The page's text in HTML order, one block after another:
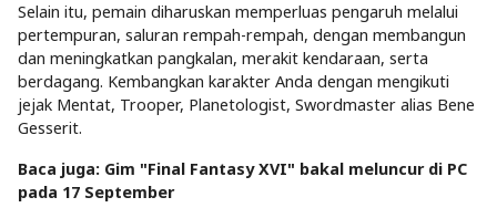
Selain itu, pemain diharuskan memperluas pengaruh melalui
pertempuran, saluran rempah-rempah, dengan membangun
dan meningkatkan pangkalan, merakit kendaraan, serta
berdagang. Kembangkan karakter Anda dengan mengikuti
jejak Mentat, Trooper, Planetologist, Swordmaster alias Bene
Gesserit.
Baca juga: Gim "Final Fantasy XVI" bakal meluncur di PC
pada 17 September